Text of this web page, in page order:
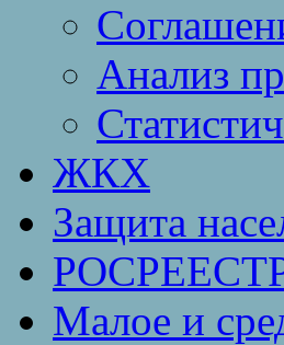
Анализ
ЖКХ
Защита
Малое и